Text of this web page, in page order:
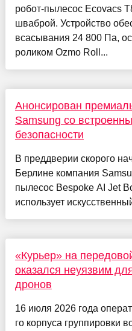
робот-пылесос Ecovacs
шваброй. Устройство
всасывания 24 800 Па,
роликом Ozmo Roll...
Анонсирован
Samsung со
безопасности
В преддверии скорого
Берлине компания
пылесос Bespoke AI Jet
использует
«Курьер» на
оказался неуязвим
дронов
16 июля 2026 года
го корпуса группировки